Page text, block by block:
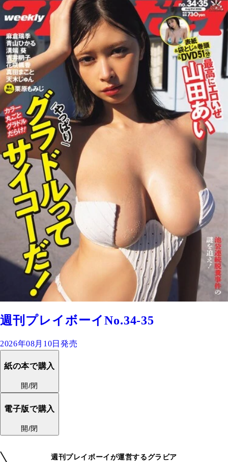
週刊プレイボーイNo.34-35
2026年08月10日発売
紙の本で購入
開/閉
電子版で購入
開/閉
週刊プレイボーイが運営するグラビア